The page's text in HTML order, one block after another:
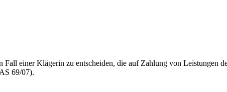
Fall einer Klägerin zu entscheiden, die auf Zahlung von Leistungen
69/07).